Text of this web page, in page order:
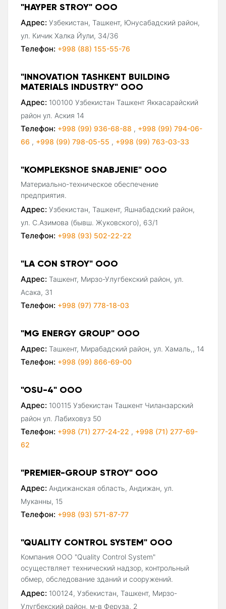
"HAYPER STROY" ООО
Адрес: Узбекистан, Ташкент, Юнусабадский район,
ул. Кичик Халка Йули, 34/36
Телефон: +998 (88) 155-55-76
"INNOVATION TASHKENT BUILDING
MATERIALS INDUSTRY" ООО
Адрес: 100100 Узбекистан Ташкент Яккасарайский
район ул. Аския 14
Телефон: +998 (99) 936-68-88 , +998 (99) 794-06-
66 , +998 (99) 798-05-55 , +998 (99) 763-03-33
"KOMPLEKSNOE SNABJENIE" ООО
Материально-техническое обеспечение
предприятия.
Адрес: Узбекистан, Ташкент, Яшнабадский район,
ул. С.Азимова (бывш. Жуковского), 63/1
Телефон: +998 (93) 502-22-22
"LA CON STROY" ООО
Адрес: Ташкент, Мирзо-Улугбекский район, ул.
Асака, 31
Телефон: +998 (97) 778-18-03
"MG ENERGY GROUP" ООО
Адрес: Ташкент, Мирабадский район, ул. Хамаль,, 14
Телефон: +998 (99) 866-69-00
"OSU-4" ООО
Адрес: 100115 Узбекистан Ташкент Чиланзарский
район ул. Лабиховуз 50
Телефон: +998 (71) 277-24-22 , +998 (71) 277-69-
62
"PREMIER-GROUP STROY" ООО
Адрес: Андижанская область, Андижан, ул.
Муканны, 15
Телефон: +998 (93) 571-87-77
"QUALITY CONTROL SYSTEM" ООО
Компания ООО "Quality Control System"
осуществляет технический надзор, контрольный
обмер, обследование зданий и сооружений.
Адрес: 100124, Узбекистан, Ташкент, Мирзо-
Улугбекский район, м-в Феруза, 2